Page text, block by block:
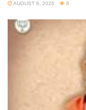
AUGUST 6, 2026 8